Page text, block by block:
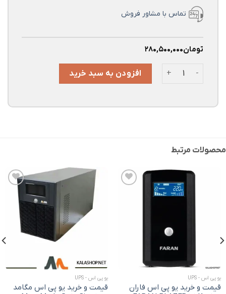
تماس با مشاور فروش
تومان۲۸۰,۵۰۰,۰۰۰
قیمت و خرید یو پی اس مگامد MegaMode Volta Compact 3-1 10000VA عددافزودن به سبد خرید
محصولات مرتبط
یو پی اس - UPS
قیمت و خرید یو پی اس فاران
افزودن
علاقه
مندی
یو پی اس - UPS
قیمت و خرید یو پی اس مگامد